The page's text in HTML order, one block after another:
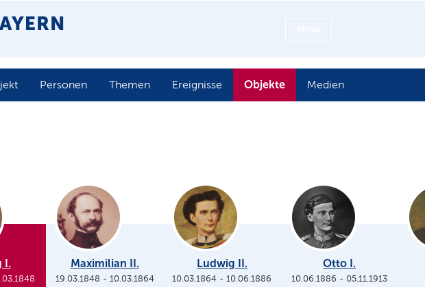
Personen Themen Ereignisse Objekte Medien
I. Maximilian II.
19.03.1848 - 10.03.1864
Ludwig II.
10.03.1864 -10.06.1886
Otto I.
10.06.1886 - 05.11.1913